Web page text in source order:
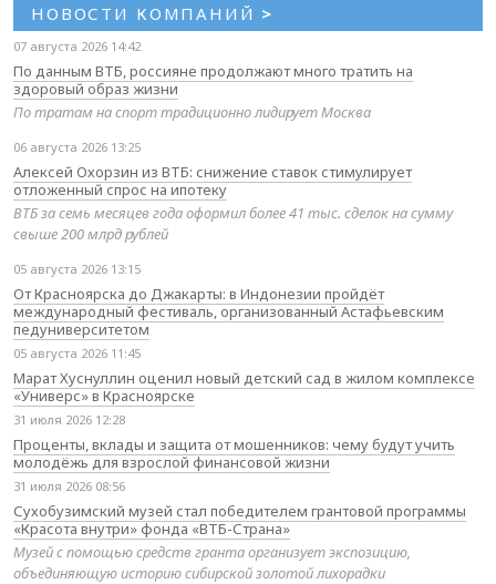
НОВОСТИ КОМПАНИЙ >
07 августа 2026 14:42
По данным ВТБ, россияне продолжают много тратить на
здоровый образ жизни
По тратам на спорт традиционно лидирует Москва
06 августа 2026 13:25
Алексей Охорзин из ВТБ: снижение ставок стимулирует
отложенный спрос на ипотеку
ВТБ за семь месяцев года оформил более 41 тыс. сделок на сумму
свыше 200 млрд рублей
05 августа 2026 13:15
От Красноярска до Джакарты: в Индонезии пройдёт
международный фестиваль, организованный Астафьевским
педуниверситетом
05 августа 2026 11:45
Марат Хуснуллин оценил новый детский сад в жилом комплексе
«Универс» в Красноярске
31 июля 2026 12:28
Проценты, вклады и защита от мошенников: чему будут учить
молодёжь для взрослой финансовой жизни
31 июля 2026 08:56
Сухобузимский музей стал победителем грантовой программы
«Красота внутри» фонда «ВТБ-Страна»
Музей с помощью средств гранта организует экспозицию,
объединяющую историю сибирской золотой лихорадки